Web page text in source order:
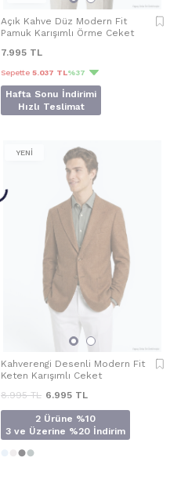
Açık Kahve Düz Modern Fit
Pamuk Karışımlı Örme Ceket
7.995 TL
Sepette 5.037 TL%37
Hafta Sonu İndirimi
Hızlı Teslimat
YENİ
Kahverengi Desenli Modern Fit
Keten Karışımlı Ceket
8.995TL 6.995 TL
2 Ürüne %10
3 ve Üzerine %20 İndirim